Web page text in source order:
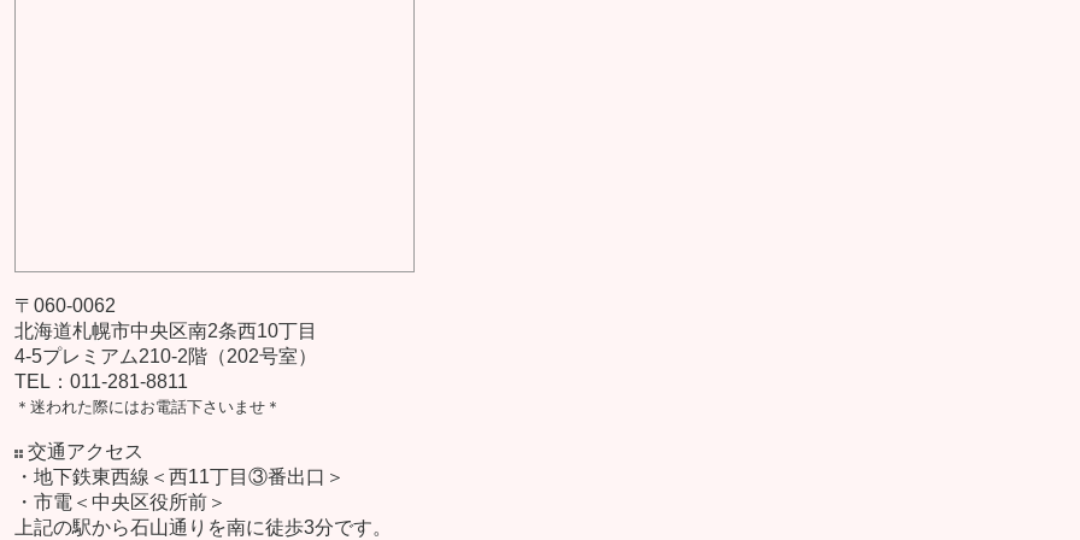
〒060-0062
北海道札幌市中央区南2条西10丁目
4-5プレミアム210-2階（202号室）
TEL：011-281-8811
＊迷われた際にはお電話下さいませ＊
交通アクセス
・地下鉄東西線＜西11丁目③番出口＞
・市電＜中央区役所前＞
上記の駅から石山通りを南に徒歩3分です。